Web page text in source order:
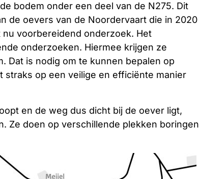
bodem onder een deel van de N275. Dit
de oevers van de Noordervaart die in 2020
voorbereidend onderzoek. Het
onderzoeken. Hiermee krijgen ze
Dat is nodig om te kunnen bepalen op
op een veilige en efficiënte manier
en de weg dus dicht bij de oever ligt,
Ze doen op verschillende plekken boringen